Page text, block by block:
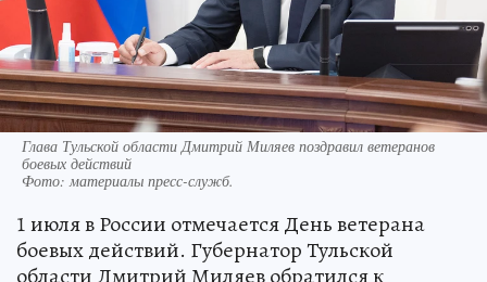
Глава Тульской области Дмитрий Миляев поздравил ветеранов
боевых действий
Фото:материалы пресс-служб.
1 июля в России отмечается День ветерана
боевых действий. Губернатор Тульской
области Дмитрий Миляев обратился к